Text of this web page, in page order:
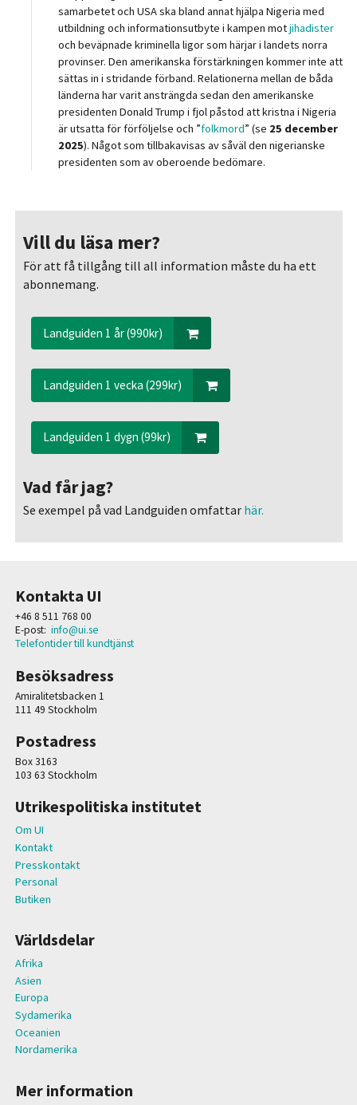
samarbetet och USA ska bland annat hjälpa Nigeria med
utbildning och informationsutbyte i kampen motjihadister
och beväpnade kriminella ligor som härjar i landets norra
provinser. Den amerikanska förstärkningen kommer inte att
sättas in i stridande förband. Relationerna mellan de båda
länderna har varit ansträngda sedan den amerikanske
presidenten Donald Trump i fjol påstod att kristna i Nigeria
är utsatta för förföljelse och ”folkmord” (se 25 december
2025). Något som tillbakavisas av såväl den nigerianske
presidenten som av oberoende bedömare.
Vill du läsa mer?
För att få tillgång till all information måste du ha ett
abonnemang.
Landguiden 1 år (990kr)
Landguiden 1 vecka (299kr)
Landguiden 1 dygn (99kr)
Vad får jag?
Se exempel på vad Landguiden omfattarhär.
Kontakta UI
+46 8 511 768 00
E-post: info@ui.se
Telefontider till kundtjänst
Besöksadress
Amiralitetsbacken 1
111 49 Stockholm
Postadress
Box 3163
103 63 Stockholm
Utrikespolitiska institutet
Om UI
Kontakt
Presskontakt
Personal
Butiken
Världsdelar
Afrika
Asien
Europa
Sydamerika
Oceanien
Nordamerika
Mer information